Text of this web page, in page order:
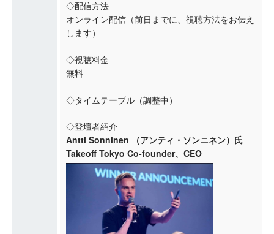
◇配信方法
オンライン配信（前日までに、視聴方法をお伝え
します）
◇視聴料金
無料
◇タイムテーブル（調整中）
◇登壇者紹介
Antti Sonninen （アンティ・ソンニネン） 氏
Takeoff Tokyo Co-founder、CEO